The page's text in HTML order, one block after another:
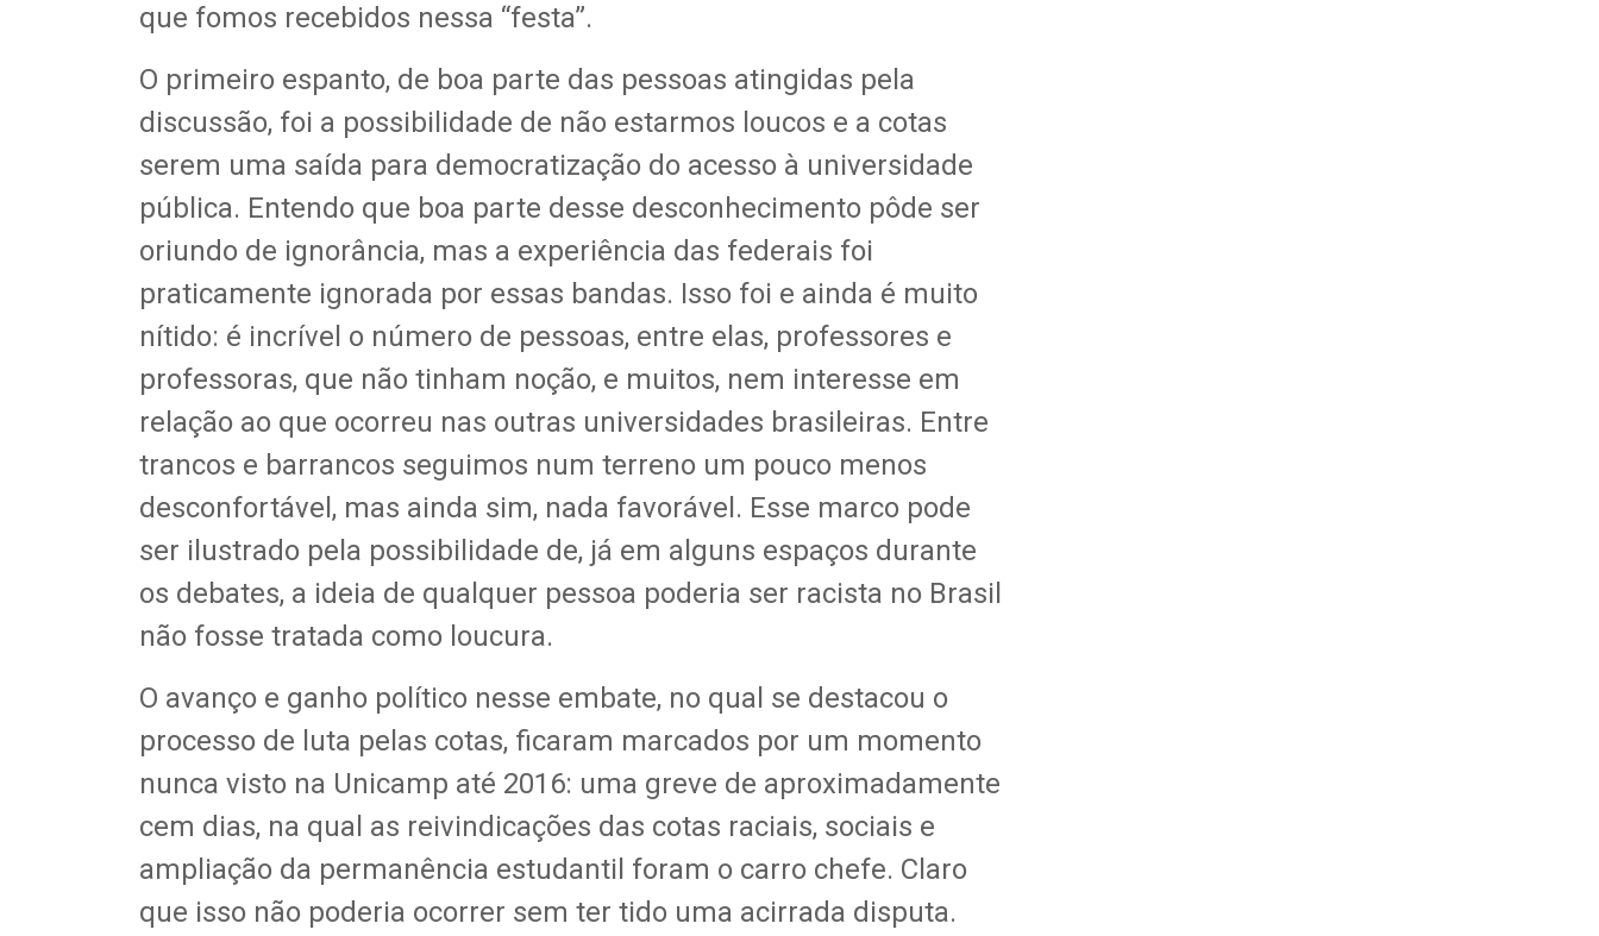
que fomos recebidos nessa “festa”.
O primeiro espanto, de boa parte das pessoas atingidas pela
discussão, foi a possibilidade de não estarmos loucos e a cotas
serem uma saída para democratização do acesso à universidade
pública. Entendo que boa parte desse desconhecimento pôde ser
oriundo de ignorância, mas a experiência das federais foi
praticamente ignorada por essas bandas. Isso foi e ainda é muito
nítido: é incrível o número de pessoas, entre elas, professores e
professoras, que não tinham noção, e muitos, nem interesse em
relação ao que ocorreu nas outras universidades brasileiras. Entre
trancos e barrancos seguimos num terreno um pouco menos
desconfortável, mas ainda sim, nada favorável. Esse marco pode
ser ilustrado pela possibilidade de, já em alguns espaços durante
os debates, a ideia de qualquer pessoa poderia ser racista no Brasil
não fosse tratada como loucura.
O avanço e ganho político nesse embate, no qual se destacou o
processo de luta pelas cotas, ficaram marcados por um momento
nunca visto na Unicamp até 2016: uma greve de aproximadamente
cem dias, na qual as reivindicações das cotas raciais, sociais e
ampliação da permanência estudantil foram o carro chefe. Claro
que isso não poderia ocorrer sem ter tido uma acirrada disputa.